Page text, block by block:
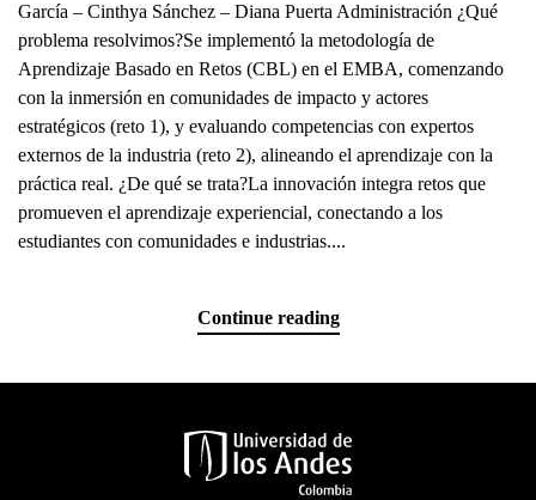
García – Cinthya Sánchez – Diana Puerta Administración ¿Qué
problema resolvimos?Se implementó la metodología de
Aprendizaje Basado en Retos (CBL) en el EMBA, comenzando
con la inmersión en comunidades de impacto y actores
estratégicos (reto 1), y evaluando competencias con expertos
externos de la industria (reto 2), alineando el aprendizaje con la
práctica real. ¿De qué se trata?La innovación integra retos que
promueven el aprendizaje experiencial, conectando a los
estudiantes con comunidades e industrias....
Continue reading